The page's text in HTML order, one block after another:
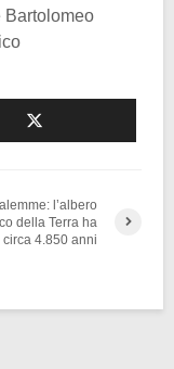
Bartolomeo
l’albero
della Terra ha
circa 4.850 anni